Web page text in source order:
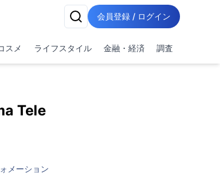
会員登録 / ログイン
スメ ライフスタイル 金融・経済 調査
Tele
メーション